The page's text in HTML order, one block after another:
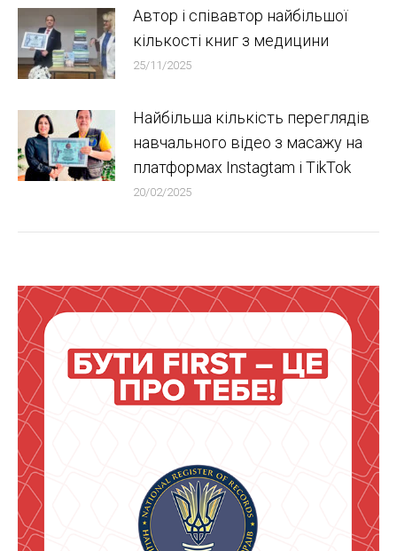
Автор і співавтор найбільшої
кількості книг з медицини
25/11/2025
Найбільша кількість переглядів
навчального відео з масажу на
платформах Instagtam i TikTok
20/02/2025